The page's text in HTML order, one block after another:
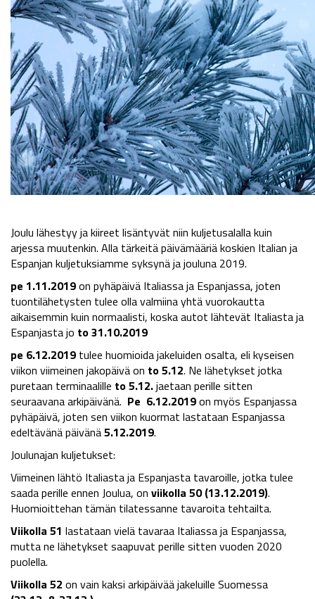
Joulu lähestyy ja kiireet lisäntyvät niin kuljetusalalla kuin
arjessa muutenkin. Alla tärkeitä päivämääriä koskien Italian ja
Espanjan kuljetuksiamme syksynä ja jouluna 2019.
pe 1.11.2019on pyhäpäivä Italiassa ja Espanjassa, joten
tuontilähetysten tulee olla valmiina yhtä vuorokautta
aikaisemmin kuin normaalisti, koska autot lähtevät Italiasta ja
Espanjasta jo to 31.10.2019
pe 6.12.2019 tulee huomioida jakeluiden osalta, eli kyseisen
viikon viimeinen jakopäivä on to 5.12. Ne lähetykset jotka
puretaan terminaalille to 5.12.jaetaan perille sitten
seuraavana arkipäivänä. Pe 6.12.2019on myös Espanjassa
pyhäpäivä, joten sen viikon kuormat lastataan Espanjassa
edeltävänä päivänä5.12.2019.
Joulunajan kuljetukset:
Viimeinen lähtö Italiasta ja Espanjasta tavaroille, jotka tulee
saada perille ennen Joulua, on viikolla 50 (13.12.2019).
Huomioittehan tämän tilatessanne tavaroita tehtailta.
Viikolla 51 lastataan vielä tavaraa Italiassa ja Espanjassa,
mutta ne lähetykset saapuvat perille sitten vuoden 2020
puolella.
Viikolla 52 on vain kaksi arkipäivää jakeluille Suomessa